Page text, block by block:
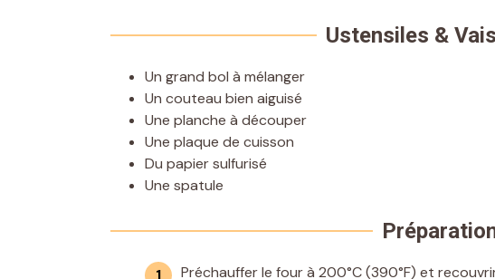
Ustensiles &
Un grand bol à mélanger
Un couteau bien aiguisé
Une planche à découper
Une plaque de cuisson
Du papier sulfurisé
Une spatule
Préchauffer le four à 200°C (390°F) et